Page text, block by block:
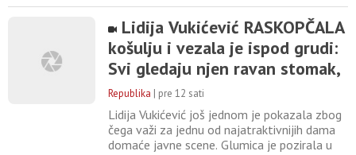
nasledstvu koja je godinama privlačila pažnju
javnosti. Prema ranijim medijskim navodima,
Tozovac je nakon saznanja da je zaražen
koronavirusom sastavio testament kojim je
Lidija Vukićević RASKOPČALA
košulju i vezala je ispod grudi:
Svi gledaju njen ravan stomak,
a jedan DETALJ stajlinga osvaja
na prvi pogled
Republika | pre 12 sati
Lidija Vukićević još jednom je pokazala zbog
čega važi za jednu od najatraktivnijih dama
domaće javne scene. Glumica je pozirala u